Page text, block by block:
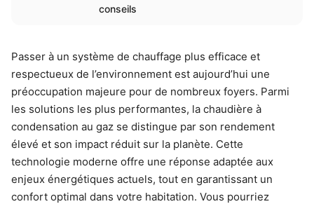
conseils
Passer à un système de chauffage plus efficace et
respectueux de l’environnement est aujourd’hui une
préoccupation majeure pour de nombreux foyers. Parmi
les solutions les plus performantes, la chaudière à
condensation au gaz se distingue par son rendement
élevé et son impact réduit sur la planète. Cette
technologie moderne offre une réponse adaptée aux
enjeux énergétiques actuels, tout en garantissant un
confort optimal dans votre habitation. Vous pourriez